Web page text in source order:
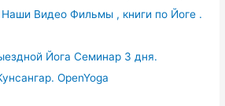
Наши Видео Фильмы , книги по Йоге .
Йога Семинар 3 дня.
OpenYoga